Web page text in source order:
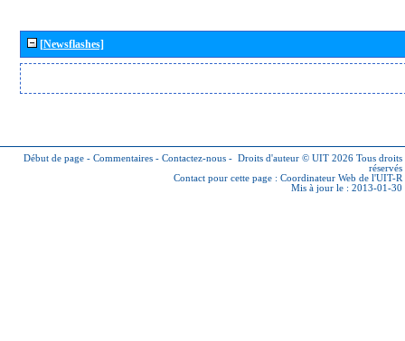
[Newsflashes]
Début de page - Commentaires - Contactez-nous - Droits d'auteur © UIT 2026 Tous droits
réservés
Contact pour cette page : Coordinateur Web de l'UIT-R
Mis à jour le : 2013-01-30